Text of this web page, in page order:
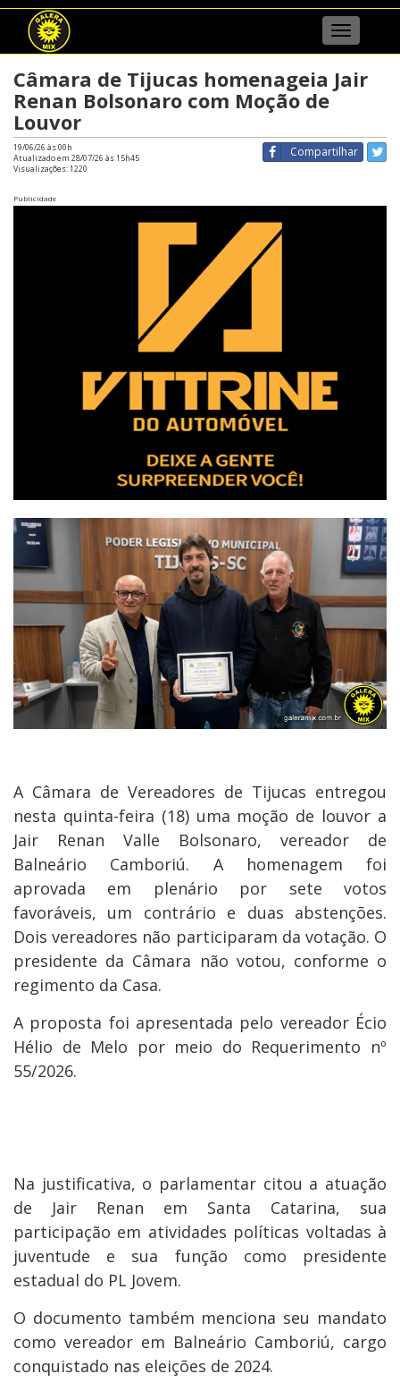
Menu
Câmara de Tijucas homenageia Jair
Renan Bolsonaro com Moção de
Louvor
Compartilhar
19/06/26 às 00h
Atualizado em 28/07/26 às 15h45
Visualizações:1220
Publicidade
A Câmara de Vereadores de Tijucas entregou
nesta quinta-feira (18) uma moção de louvor a
Jair Renan Valle Bolsonaro, vereador de
Balneário Camboriú. A homenagem foi
aprovada em plenário por sete votos
favoráveis, um contrário e duas abstenções.
Dois vereadores não participaram da votação. O
presidente da Câmara não votou, conforme o
regimento da Casa.
A proposta foi apresentada pelo vereador Écio
Hélio de Melo por meio do Requerimento nº
55/2026.
Na justificativa, o parlamentar citou a atuação
de Jair Renan em Santa Catarina, sua
participação em atividades políticas voltadas à
juventude e sua função como presidente
estadual do PL Jovem.
O documento também menciona seu mandato
como vereador em Balneário Camboriú, cargo
conquistado nas eleições de 2024.